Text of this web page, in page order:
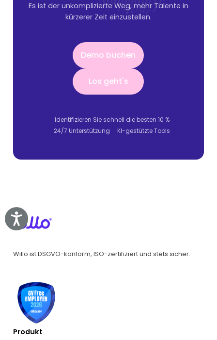
Accessibility
Es ist der unkomplizierte Weg, mehr Talente in
kürzerer Zeit einzustellen.
Demo buchen
Demo buchen
Los geht's
Los geht's
Identifizieren Sie schnell die besten 10 %
24/7 Unterstützung
KI-gestützte Tools
Willo ist DSGVO-konform, ISO-zertifiziert und stets sicher.
Produkt